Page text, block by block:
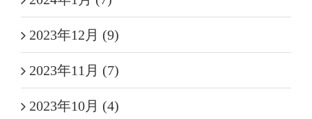
2023年12月 (9)
2023年11月 (7)
2023年10月 (4)